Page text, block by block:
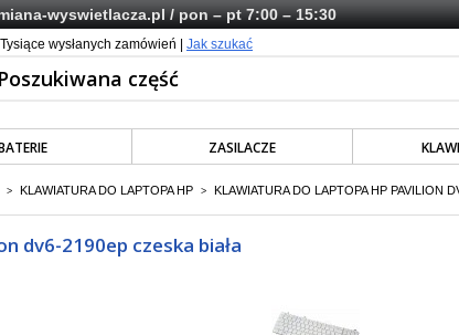
wyswietlacza.pl/ pon – pt 7:00 – 15:30
Tysiące wysłanych zamówień | Jak szukać
ZASILACZE
> KLAWIATURA DO LAPTOPA HP > KLAWIATURA DO LAPTOPA HP PAVILION
dv6-2190ep czeska biała